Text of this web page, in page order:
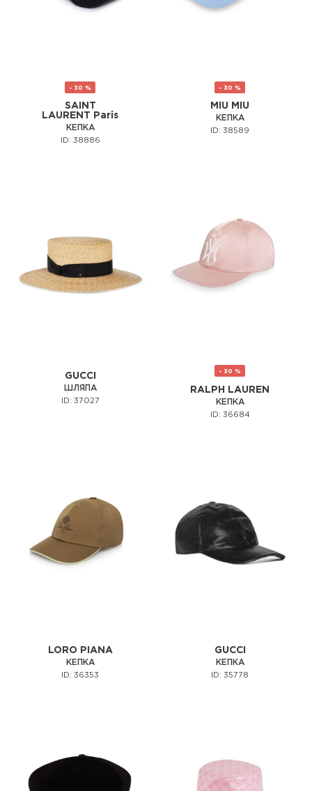
- 30 %
SAINT
LAURENT Paris
КЕПКА
ID: 38886
- 30 %
MIU MIU
КЕПКА
ID: 38589
GUCCI
ШЛЯПА
ID: 37027
- 30 %
RALPH LAUREN
КЕПКА
ID: 36684
LORO PIANA
КЕПКА
ID: 36353
GUCCI
КЕПКА
ID: 35778